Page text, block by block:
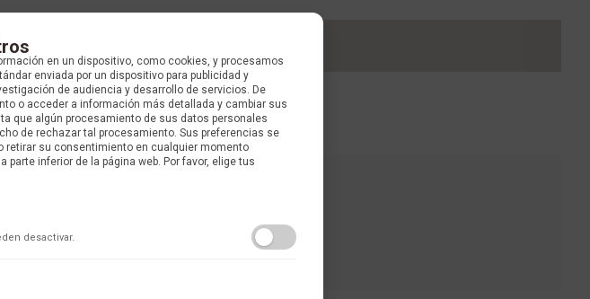
en un dispositivo, como cookies, y procesamos
enviada por un dispositivo para publicidad y
de audiencia y desarrollo de servicios. De
o acceder a información más detallada y cambiar sus
que algún procesamiento de sus datos personales
de rechazar tal procesamiento. Sus preferencias se
retirar su consentimiento en cualquier momento
inferior de la página web. Por favor, elige tus
desactivar.